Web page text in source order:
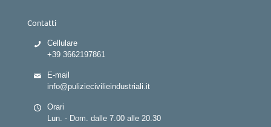
Contatti
Cellulare
+39 3662197861
E-mail
info@puliziecivilieindustriali.it
Orari
Lun. - Dom. dalle 7.00 alle 20.30